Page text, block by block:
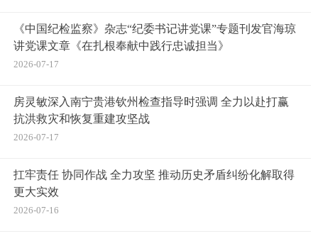
《中国纪检监察》杂志“纪委书记讲党课”专题刊发官海琼
讲党课文章《在扎根奉献中践行忠诚担当》
2026-07-17
房灵敏深入南宁贵港钦州检查指导时强调 全力以赴打赢
抗洪救灾和恢复重建攻坚战
2026-07-17
扛牢责任 协同作战 全力攻坚 推动历史矛盾纠纷化解取得
更大实效
2026-07-16